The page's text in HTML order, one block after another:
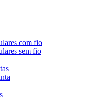
com fio
sem fio